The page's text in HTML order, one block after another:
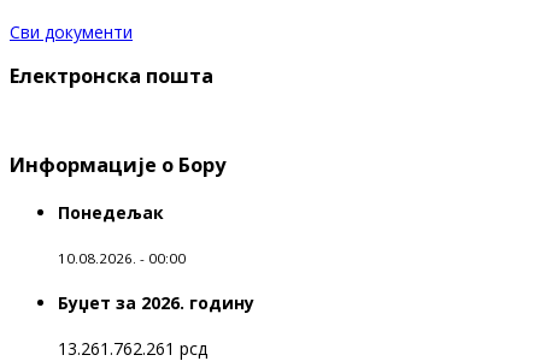
Сви документи
Електронска пошта
Информације о Бору
Понедељак
10.08.2026. - 00:00
Буџет за 2026. годину
13.261.762.261 рсд